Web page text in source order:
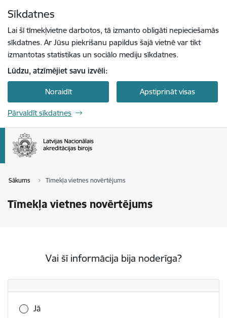
Sīkdatnes
Lai šī tīmekļvietne darbotos, tā izmanto obligāti nepieciešamās
sīkdatnes. Ar Jūsu piekrišanu papildus šajā vietnē var tikt
izmantotas statistikas un sociālo mediju sīkdatnes.
Lūdzu, atzīmējiet savu izvēli:
Noraidīt Apstiprināt visas
Pārvaldīt sīkdatnes
Sākums Tīmekļa vietnes novērtējums
Tīmekļa vietnes novērtējums
Vai šī informācija bija noderīga?
Vai šī informācija bija noderīga?
Jā